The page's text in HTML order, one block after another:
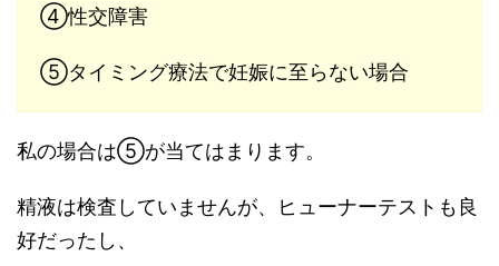
④性交障害
⑤タイミング療法で妊娠に至らない場合
私の場合は⑤が当てはまります。
精液は検査していませんが、ヒューナーテストも良
好だったし、